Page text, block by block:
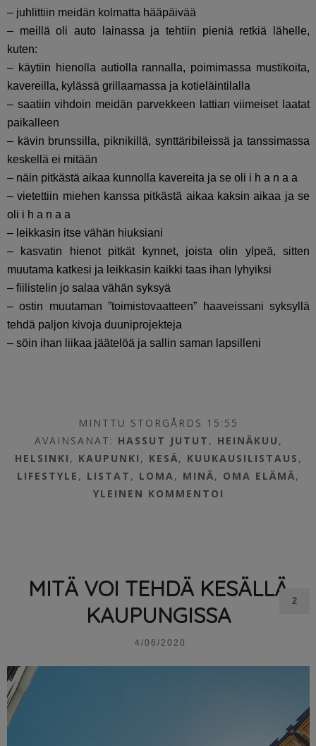
– juhlittiin meidän kolmatta hääpäivää
– meillä oli auto lainassa ja tehtiin pieniä retkiä lähelle,
kuten:
– käytiin hienolla autiolla rannalla, poimimassa mustikoita,
kavereilla, kylässä grillaamassa ja kotieläintilalla
– saatiin vihdoin meidän parvekkeen lattian viimeiset laatat
paikalleen
– kävin brunssilla, piknikillä, synttäribileissä ja tanssimassa
keskellä ei mitään
– näin pitkästä aikaa kunnolla kavereita ja se oli i h a n a a
– vietettiin miehen kanssa pitkästä aikaa kaksin aikaa ja se
oli i h a n a a
– leikkasin itse vähän hiuksiani
– kasvatin hienot pitkät kynnet, joista olin ylpeä, sitten
muutama katkesi ja leikkasin kaikki taas ihan lyhyiksi
– fiilistelin jo salaa vähän syksyä
– ostin muutaman ”toimistovaatteen” haaveissani syksyllä
tehdä paljon kivoja duuniprojekteja
– söin ihan liikaa jäätelöä ja sallin saman lapsilleni
MINTTU STORGÅRDS 15:55
AVAINSANAT: HASSUT JUTUT , HEINÄKUU ,
HELSINKI , KAUPUNKI , KESÄ, KUUKAUSILISTAUS ,
LIFESTYLE , LISTAT , LOMA, MINÄ, OMA ELÄMÄ,
YLEINEN KOMMENTOI
MITÄ VOI TEHDÄ KESÄLLÄ
KAUPUNGISSA
4/06/2020
2